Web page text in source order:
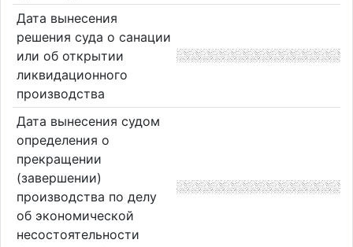
Дата вынесения
решения суда о санации
или об открытии
ликвидационного
производства
Дата вынесения судом
определения о
прекращении
(завершении)
производства по делу
об экономической
несостоятельности